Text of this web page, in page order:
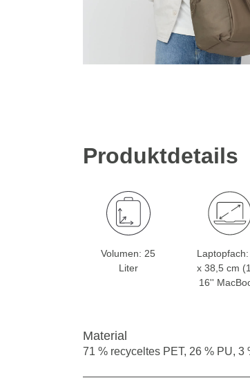
Produktdetails
Volumen: 25
Liter
x 38,5 cm
16''
Material
71 % recyceltes PET, 26 % PU, 3